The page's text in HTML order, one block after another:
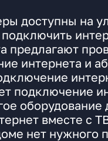
доступны на
предлагают
интернета и
подключение
вместе с
нет нужного